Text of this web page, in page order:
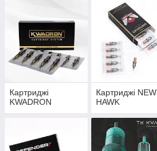
Картриджі
KWADRON
Картриджі NEW
HAWK